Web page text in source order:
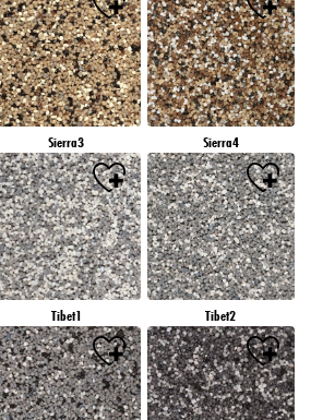
Sierra3 Sierra4
Tibet1 Tibet2